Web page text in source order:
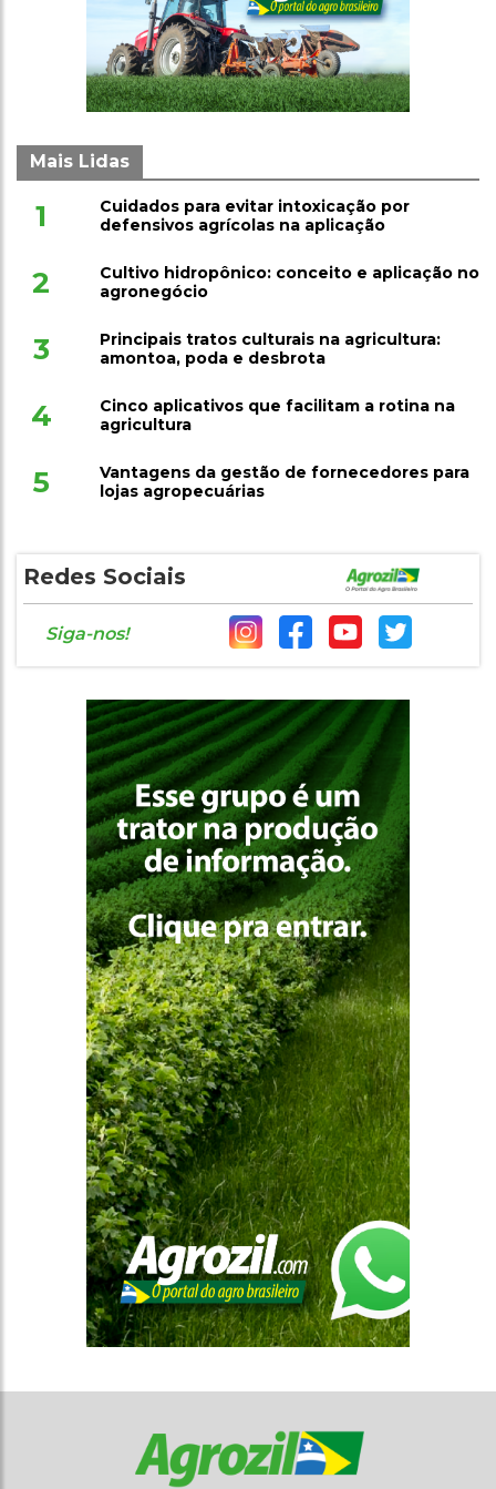
Mais Lidas
1
Cuidados para evitar intoxicação por
defensivos agrícolas na aplicação
2
Cultivo hidropônico: conceito e aplicação no
agronegócio
3
Principais tratos culturais na agricultura:
amontoa, poda e desbrota
4
Cinco aplicativos que facilitam a rotina na
agricultura
5
Vantagens da gestão de fornecedores para
lojas agropecuárias
Redes Sociais
Siga-nos!